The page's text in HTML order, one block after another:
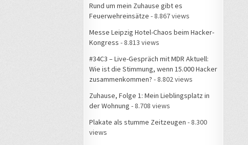
Rund um mein Zuhause gibt es
Feuerwehreinsätze - 8.867 views
Messe Leipzig Hotel-Chaos beim Hacker-
Kongress - 8.813 views
#34C3 – Live-Gespräch mit MDR Aktuell:
Wie ist die Stimmung, wenn 15.000 Hacker
zusammenkommen? - 8.802 views
Zuhause, Folge 1: Mein Lieblingsplatz in
der Wohnung - 8.708 views
Plakate als stumme Zeitzeugen - 8.300
views